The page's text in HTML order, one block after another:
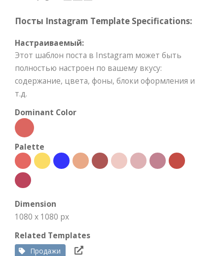
Посты Instagram Template Specifications:
Настраиваемый:
Этот шаблон поста в Instagram может быть
полностью настроен по вашему вкусу:
содержание, цвета, фоны, блоки оформления и
т.д.
Dominant Color
Palette
Dimension
1080 x 1080 px
Related Templates
Продажи